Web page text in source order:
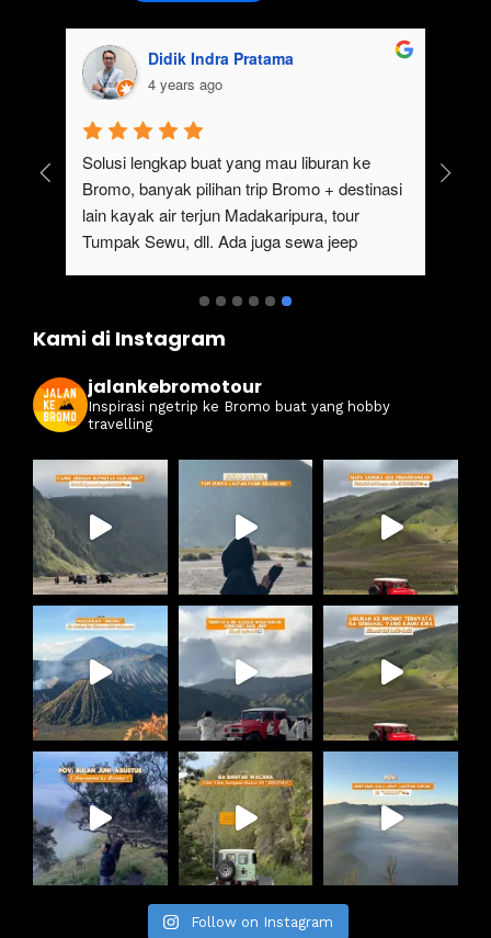
Didik Indra Pratama
4 years ago
Solusi lengkap buat yang mau liburan ke
Bromo, banyak pilihan trip Bromo + destinasi
lain kayak air terjun Madakaripura, tour
Tumpak Sewu, dll. Ada juga sewa jeep
Kami di Instagram
jalankebromotour
Inspirasi ngetrip ke Bromo buat yang hobby
travelling
Follow on Instagram